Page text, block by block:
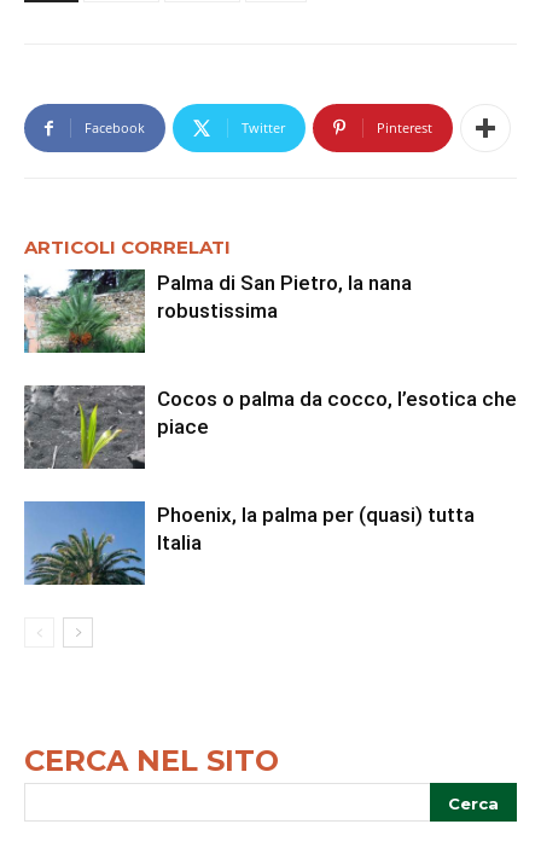
Facebook Twitter Pinterest
ARTICOLI CORRELATI
Palma di San Pietro, la nana
robustissima
Cocos o palma da cocco, l’esotica che
piace
Phoenix, la palma per (quasi) tutta
Italia
CERCA NEL SITO